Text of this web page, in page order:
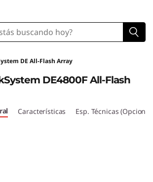
DE All-Flash Array
DE4800F All-Flash
Características Esp. Técnicas